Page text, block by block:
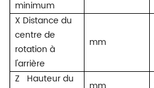
minimum
X Distance du
centre de
rotation à
l'arrière
mm
Z
Hauteur du